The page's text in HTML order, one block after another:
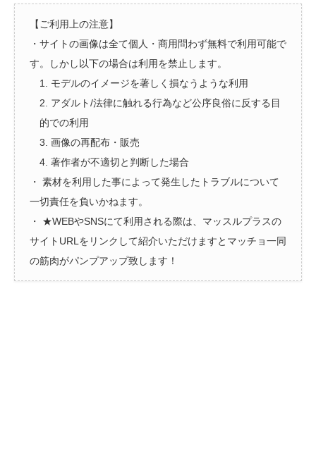
【ご利用上の注意】
・サイトの画像は全て個人・商用問わず無料で利用可能で
す。しかし以下の場合は利用を禁止します。
1. モデルのイメージを著しく損なうような利用
2. アダルト/法律に触れる行為など公序良俗に反する目
的での利用
3. 画像の再配布・販売
4. 著作者が不適切と判断した場合
・ 素材を利用した事によって発生したトラブルについて
一切責任を負いかねます。
・ ★WEBやSNSにて利用される際は、マッスルプラスの
サイトURLをリンクして紹介いただけますとマッチョ一同
の筋肉がパンプアップ致します！